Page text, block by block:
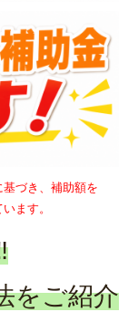
づき、補助額を
ます。
をご紹介